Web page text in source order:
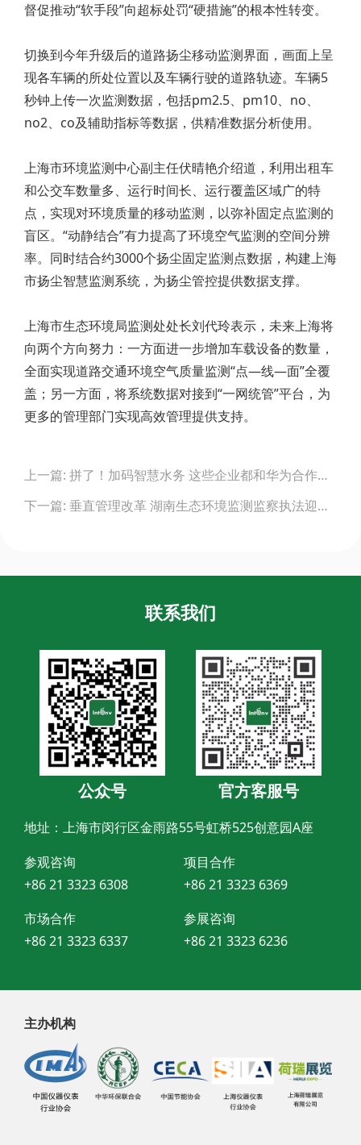
督促推动“软手段”向超标处罚“硬措施”的根本性转变。
切换到今年升级后的道路扬尘移动监测界面，画面上呈
现各车辆的所处位置以及车辆行驶的道路轨迹。车辆5
秒钟上传一次监测数据，包括pm2.5、pm10、no、
no2、co及辅助指标等数据，供精准数据分析使用。
上海市环境监测中心副主任伏晴艳介绍道，利用出租车
和公交车数量多、运行时间长、运行覆盖区域广的特
点，实现对环境质量的移动监测，以弥补固定点监测的
盲区。“动静结合”有力提高了环境空气监测的空间分辨
率。同时结合约3000个扬尘固定监测点数据，构建上海
市扬尘智慧监测系统，为扬尘管控提供数据支撑。
上海市生态环境局监测处处长刘代玲表示，未来上海将
向两个方向努力：一方面进一步增加车载设备的数量，
全面实现道路交通环境空气质量监测“点—线—面”全覆
盖；另一方面，将系统数据对接到“一网统管”平台，为
更多的管理部门实现高效管理提供支持。
navigation
上一篇: 拼了！加码智慧水务 这些企业都和华为合作了！
下一篇: 垂直管理改革 湖南生态环境监测监察执法迎来新变化
联系我们
公众号 官方客服号
地址：上海市闵行区金雨路55号虹桥525创意园A座
参观咨询
+86 21 3323 6308
项目合作
+86 21 3323 6369
市场合作
+86 21 3323 6337
参展咨询
+86 21 3323 6236
主办机构